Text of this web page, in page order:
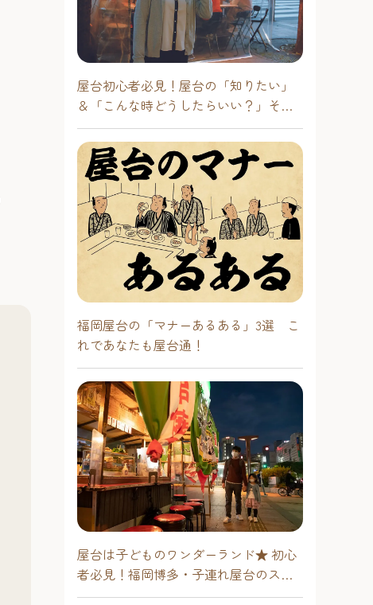
屋台初心者必見！屋台の「知りたい」
＆「こんな時どうしたらいい？」その
疑問に答えます！
福岡屋台の「マナーあるある」3選 こ
れであなたも屋台通！
屋台は子どものワンダーランド★ 初心
者必見！福岡博多・子連れ屋台のスス
メ